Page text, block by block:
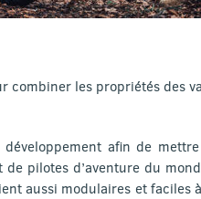
combiner les propriétés des
afin de
pilotes d’aventure du
aussi modulaires et faciles